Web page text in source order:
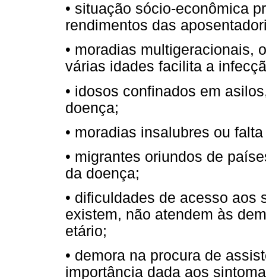
• situação sócio-econômica
rendimentos das
• moradias multigeracionais,
várias idades facilita a
• idosos confinados em
doença;
• moradias insalubres ou
• migrantes oriundos de
da doença;
• dificuldades de acesso aos
existem, não atendem às
etário;
• demora na procura de
importância dada aos